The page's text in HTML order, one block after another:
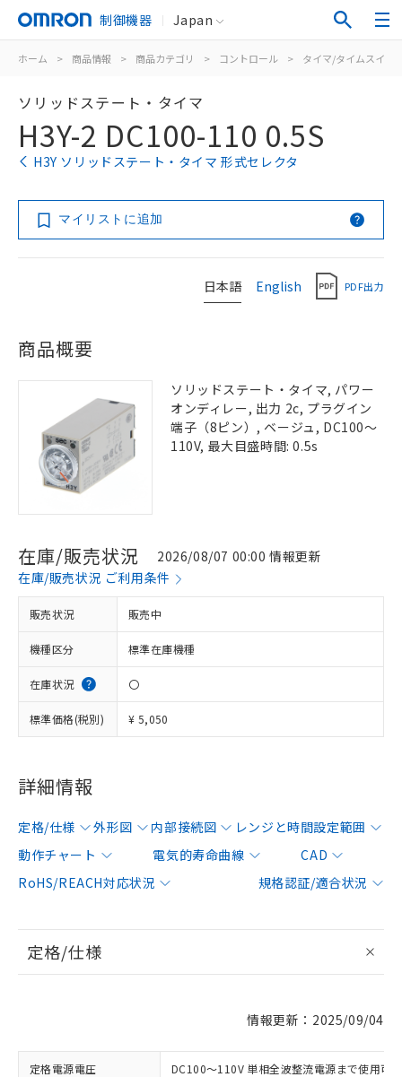
制御機器 Japan
ホーム > 商品情報 > 商品カテゴリ > コントロール > タイマ/タイムスイッ
ソリッドステート・タイマ
H3Y-2 DC100-110 0.5S
H3Y ソリッドステート・タイマ 形式セレクタ
マイリストに追加
日本語 English PDF出力
商品概要
ソリッドステート・タイマ, パワー
オンディレー, 出力 2c, プラグイン
端子（8ピン）, ベージュ, DC100～
110V, 最大目盛時間: 0.5s
在庫/販売状況
2026/08/07 00:00 情報更新
在庫/販売状況 ご利用条件
販売状況 販売中
機種区分 標準在庫機種
在庫状況 〇
標準価格(税別) ¥ 5,050
詳細情報
定格/仕様 外形図 内部接続図
レンジと時間設定範囲
動作チャート
電気的寿命曲線
CAD
RoHS/REACH対応状況
規格認証/適合状況
定格/仕様
情報更新：2025/09/04
定格電源電圧 DC100～110V 単相全波整流電源まで使用可能